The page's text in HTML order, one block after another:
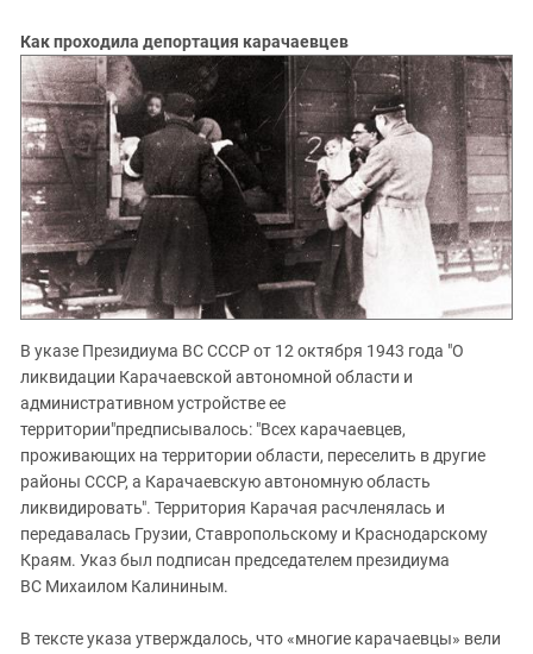
Как проходила депортация карачаевцев
В указе Президиума ВС СССР от 12 октября 1943 года "О
ликвидации Карачаевской автономной области и
административном устройстве ее
территории"предписывалось: "Всех карачаевцев,
проживающих на территории области, переселить в другие
районы СССР, а Карачаевскую автономную область
ликвидировать". Территория Карачая расчленялась и
передавалась Грузии, Ставропольскому и Краснодарскому
Краям. Указ был подписан председателем президиума
ВС Михаилом Калининым.
В тексте указа утверждалось, что «многие карачаевцы» вели